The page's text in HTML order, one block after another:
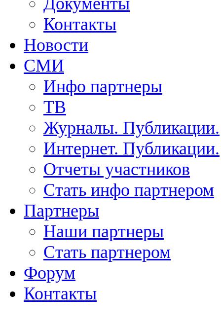
Контакты
Новости
СМИ
Инфо партнеры
ТВ
Журналы. Публикации.
Интернет. Публикации.
Отчеты участников
Стать инфо партнером
Партнеры
Наши партнеры
Стать партнером
Форум
Контакты